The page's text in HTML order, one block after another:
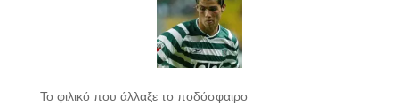
Το φιλικό που άλλαξε το ποδόσφαιρο